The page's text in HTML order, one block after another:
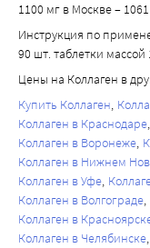
1100 мг в Москве –
Инструкция по
90 шт. таблетки массой
Цены на Коллаген в
Купить Коллаген
Коллаген в Краснодаре
Коллаген в Воронеже
Коллаген в Нижнем
Коллаген в Уфе
Коллаген в Волгограде
Коллаген в
Коллаген в Челябинске